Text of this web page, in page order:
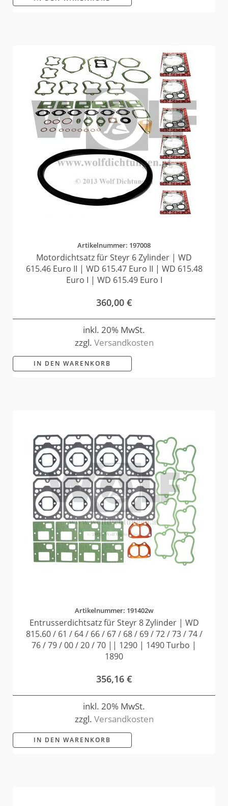
Artikelnummer: 197008
Motordichtsatz für Steyr 6 Zylinder | WD
615.46 Euro II | WD 615.47 Euro II | WD 615.48
Euro I | WD 615.49 Euro I
360,00 €
inkl. 20% MwSt.
zzgl. Versandkosten
IN DEN WARENKORB
Artikelnummer: 191402w
Entrusserdichtsatz für Steyr 8 Zylinder | WD
815.60 / 61 / 64 / 66 / 67 / 68 / 69 / 72 / 73 / 74 /
76 / 79 / 00 / 20 / 70 || 1290 | 1490 Turbo |
1890
356,16 €
inkl. 20% MwSt.
zzgl. Versandkosten
IN DEN WARENKORB